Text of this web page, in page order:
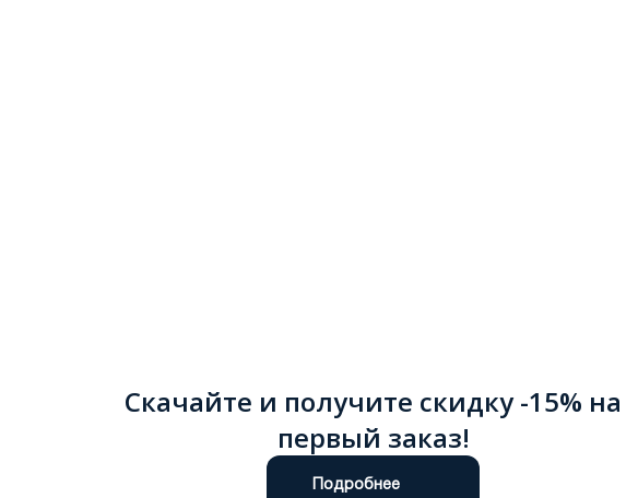
Скачайте и получите скидку -15% на
первый заказ!
Подробнее